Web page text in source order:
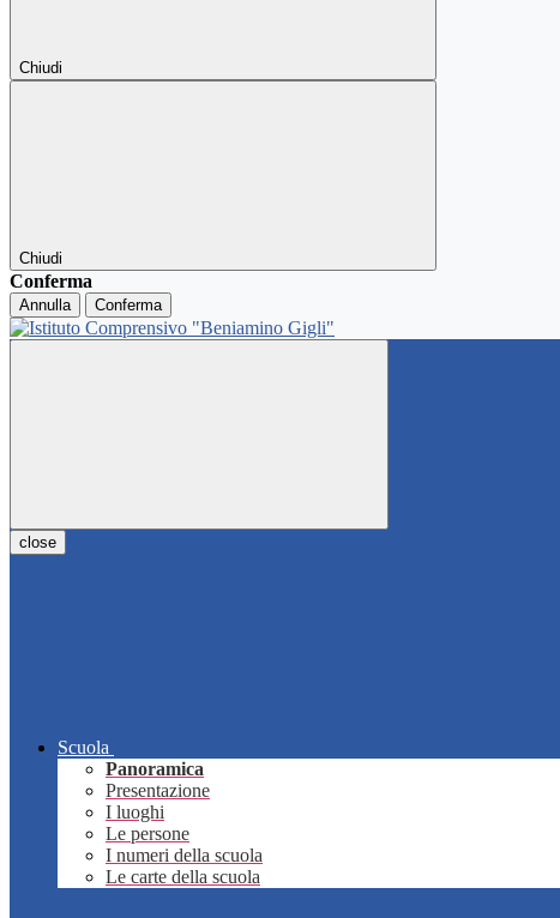
Chiudi
Chiudi
Conferma
Annulla Conferma
close
Scuola
Panoramica
Presentazione
I luoghi
Le persone
I numeri della scuola
Le carte della scuola